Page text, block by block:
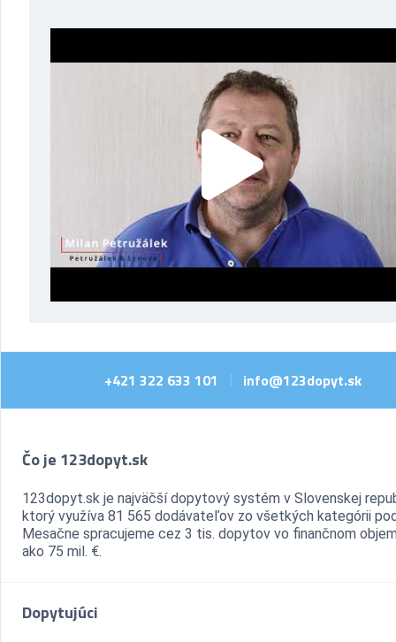
+421 322 633 101 info@123dopyt.sk
Čo je 123dopyt.sk
123dopyt.sk je najväčší dopytový systém v Slovenskej
ktorý využíva 81 565 dodávateľov zo všetkých kategórii
Mesačne spracujeme cez 3 tis. dopytov vo finančnom
ako 75 mil. €.
Dopytujúci